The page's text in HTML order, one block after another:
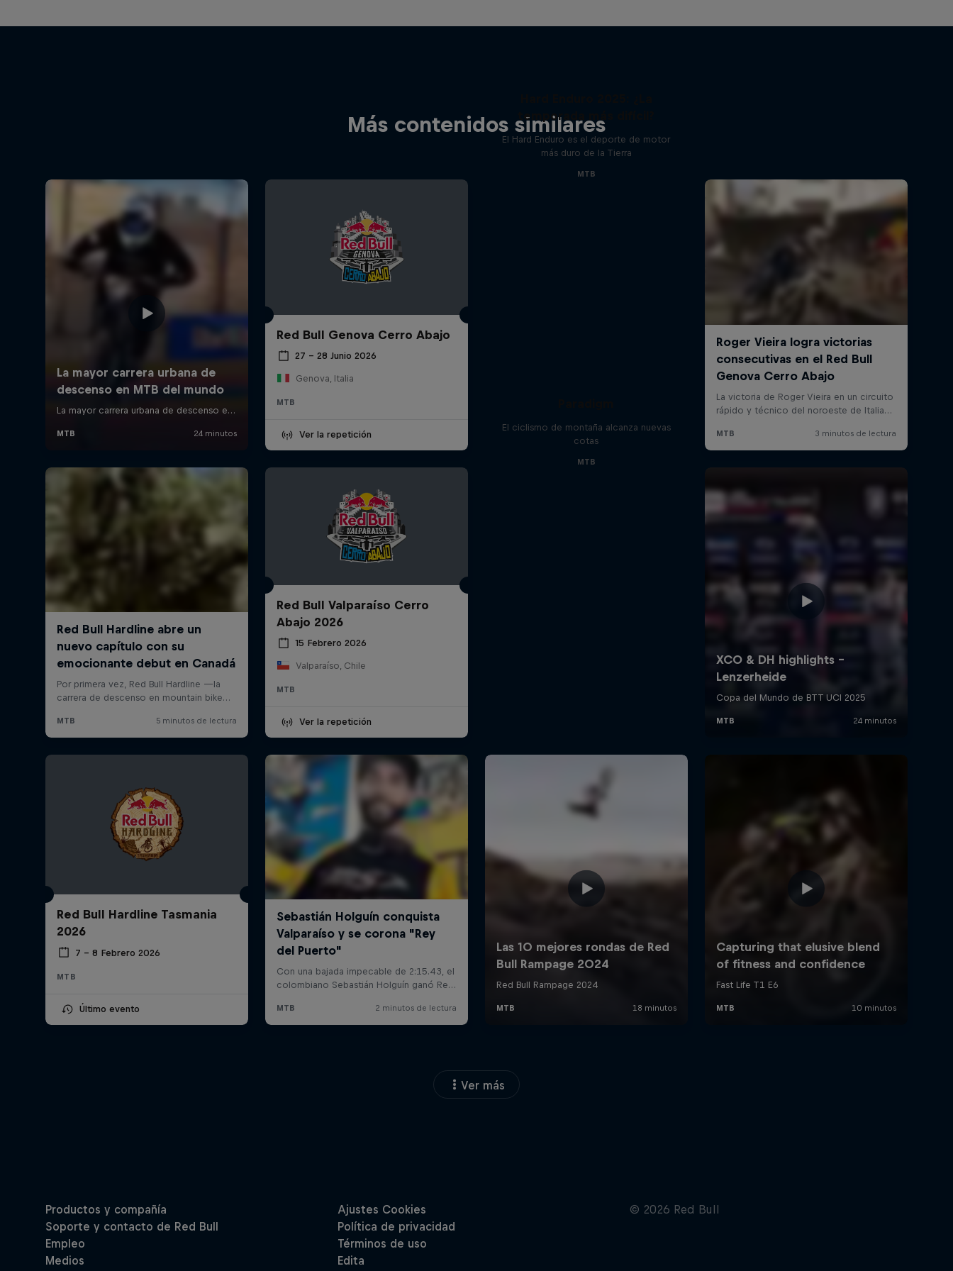
Más contenidos similares
Red Bull Genova Cerro Abajo
27 – 28 Junio 2026
Genova, Italia
MTB
Ver la repetición
temporada más difícil?
El Hard Enduro es el deporte de motor
más duro de la Tierra
MTB
Red Bull Valparaíso Cerro
Abajo 2026
15 Febrero 2026
Valparaíso, Chile
MTB
Ver la repetición
El ciclismo de montaña alcanza nuevas
cotas
MTB
Red Bull Hardline Tasmania
2026
7 – 8 Febrero 2026
MTB
Último evento
Ver más